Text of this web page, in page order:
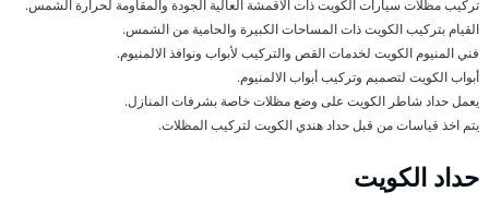
تركيب مظلات سيارات الكويت ذات الاقمشة العالية الجودة والمقاومة لحرارة الشمس.
القيام بتركيب الكويت ذات المساحات الكبيرة والحامية من الشمس.
فني المنيوم الكويت لخدمات القص والتركيب لأبواب ونوافذ الالمنيوم.
أبواب الكويت لتصميم وتركيب أبواب الالمنيوم.
يعمل حداد شاطر الكويت على وضع مظلات خاصة بشرفات المنازل.
يتم اخذ قياسات من قبل حداد هندي الكويت لتركيب المظلات.
حداد الكويت